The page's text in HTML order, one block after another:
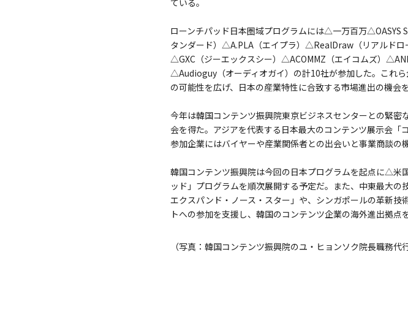
ローンチパッド日本圏域プログラムには△一万百万△OASYS
タンダード）△A.PLA（エイプラ）△RealDraw（リアルド
△GXC（ジーエックスシー）△ACOMMZ（エイコムズ）
△Audioguy（オーディオガイ）の計10社が参加した。これ
の可能性を広げ、日本の産業特性に合致する市場進出の機会
今年は韓国コンテンツ振興院東京ビジネスセンターとの緊
会を得た。アジアを代表する日本最大のコンテンツ展示会「
参加企業にはバイヤーや産業関係者との出会いと事業商談の
韓国コンテンツ振興院は今回の日本プログラムを起点に△
ッド」プログラムを順次展開する予定だ。また、中東最大
エクスパンド・ノース・スター」や、シンガポールの革新
トへの参加を支援し、韓国のコンテンツ企業の海外進出拠点
（写真：韓国コンテンツ振興院のユ・ヒョンソク院長職務代行